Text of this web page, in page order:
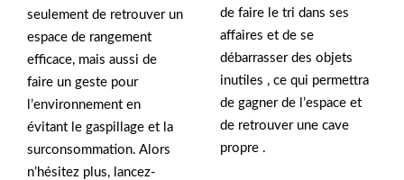
seulement de retrouver un
espace de rangement
efficace, mais aussi de
faire un geste pour
l’environnement en
évitant le gaspillage et la
surconsommation. Alors
n’hésitez plus, lancez-
de faire le tri dans ses
affaires et de se
débarrasser des objets
inutiles , ce qui permettra
de gagner de l’espace et
de retrouver une cave
propre .